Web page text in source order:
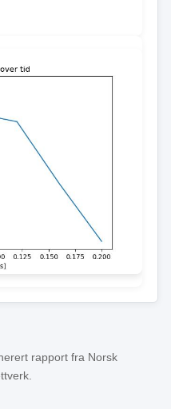
rapport fra Norsk